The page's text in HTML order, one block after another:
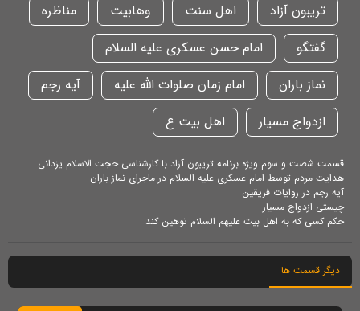
تریبون آزاد اهل سنت وهابیت
مناظره
گفتگو
امام حسن عسکری علیه السلام
نماز باران
امام زمان صلوات الله علیه
آیه رجم
ازدواج مسیار
اهل بیت ع
قسمت شصت و سوم ویژه برنامه تریبون آزاد با کارشناسی حجت الاسلام یزدانی
هدایت مردم توسط امام عسکری علیه السلام در ماجرای نماز باران
آیه رجم در روایات فریقین
چیستی ازدواج مسیار
حکم کسی که به اهل بیت علیهم السلام توهین کند
دیگر قسمت ها